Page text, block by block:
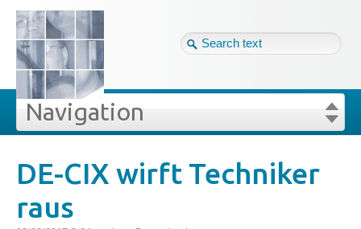
Tag cloud
Site map
Login
Forgot your password?
Navigation
Projekte
Veröffentlichungen
Blog DE-CIX wirft Techniker raus
DE-CIX wirft Techniker
raus